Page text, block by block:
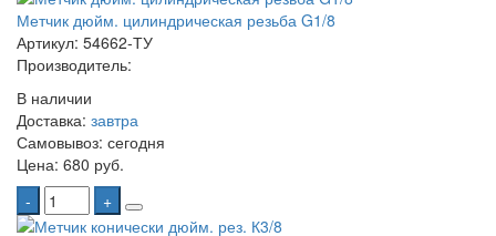
Метчик дюйм. цилиндрическая резьба G1/8
Артикул: 54662-ТУ
Производитель:
В наличии
Доставка: завтра
Самовывоз: сегодня
Цена: 680 руб.
-
+